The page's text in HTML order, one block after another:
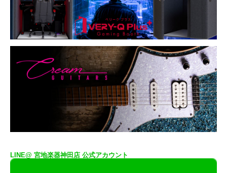
LINE@ 宮地楽器神田店 公式アカウント